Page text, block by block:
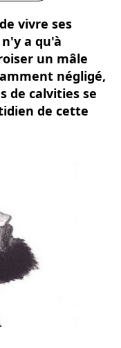
vivre ses
a qu'à
un mâle
négligé,
de calvities se
de cette